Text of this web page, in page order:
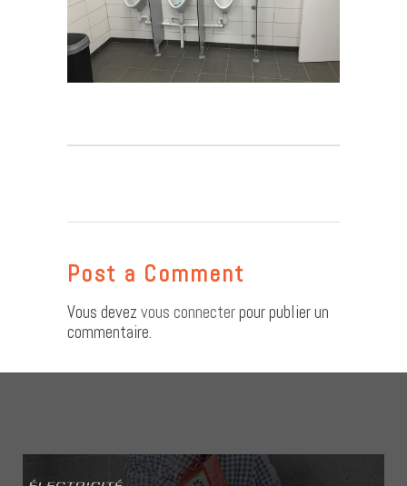
Post a Comment
Vous devez vous connecterpour publier un
commentaire.